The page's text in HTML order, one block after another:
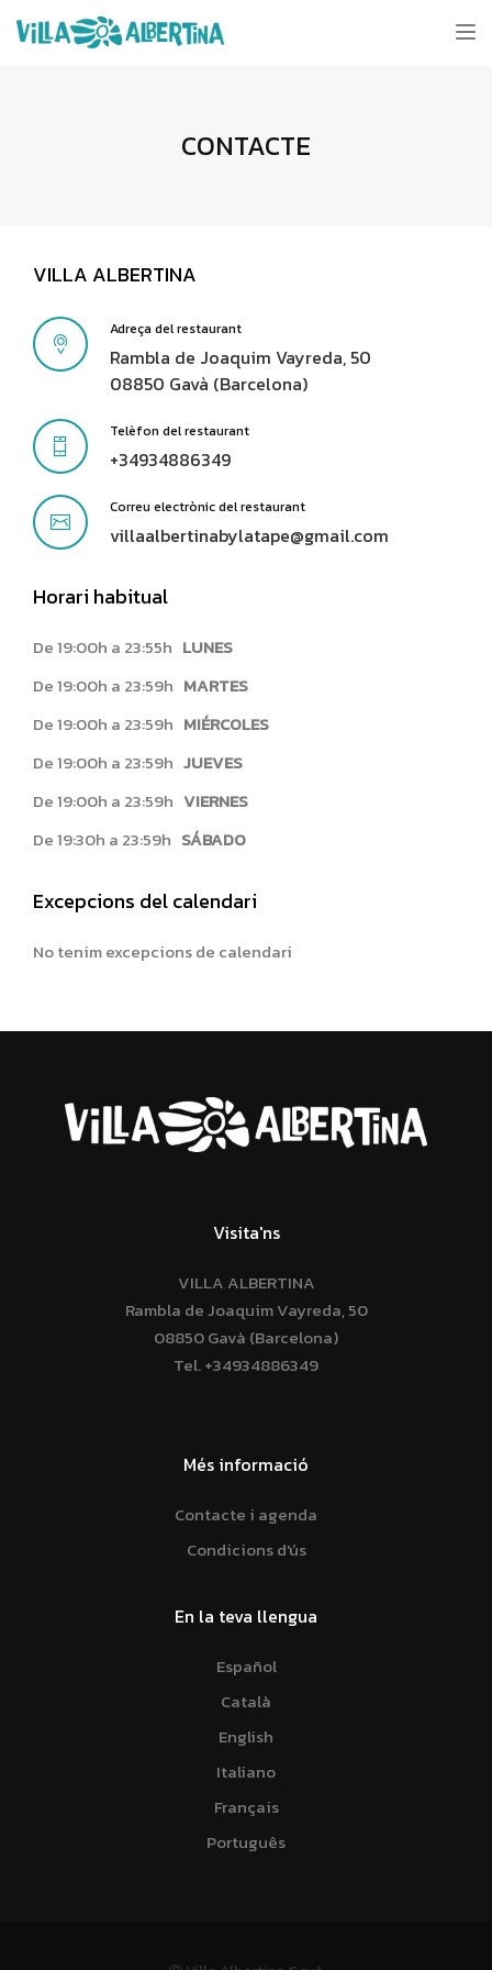
CONTACTE
VILLA ALBERTINA
Adreça del restaurant
Rambla de Joaquim Vayreda, 50
08850 Gavà (Barcelona)
Telèfon del restaurant
+34934886349
Correu electrònic del restaurant
villaalbertinabylatape@gmail.com
Horari habitual
De 19:00h a 23:55h LUNES
De 19:00h a 23:59h MARTES
De 19:00h a 23:59h MIÉRCOLES
De 19:00h a 23:59h JUEVES
De 19:00h a 23:59h VIERNES
De 19:30h a 23:59h SÁBADO
Excepcions del calendari
No tenim excepcions de calendari
Visita'ns
VILLA ALBERTINA
Rambla de Joaquim Vayreda, 50
08850 Gavà (Barcelona)
Tel.+34934886349
Més informació
Contacte i agenda
Condicions d'ús
En la teva llengua
Español
Català
English
Italiano
Français
Português